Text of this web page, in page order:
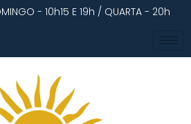
- 10h15 E 19h / QUARTA - 20h